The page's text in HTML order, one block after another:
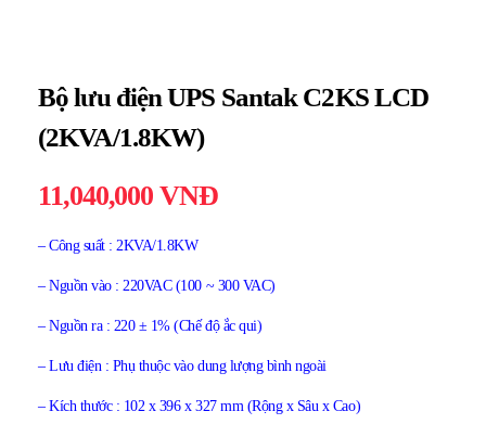
Bộ lưu điện UPS Santak C2KS LCD
(2KVA/1.8KW)
11,040,000VNĐ
– Công suất : 2KVA/1.8KW
– Nguồn vào : 220VAC (100 ~ 300 VAC)
– Nguồn ra : 220 ± 1% (Chế độ ắc qui)
– Lưu điện : Phụ thuộc vào dung lượng bình ngoài
– Kích thước : 102 x 396 x 327 mm (Rộng x Sâu x Cao)